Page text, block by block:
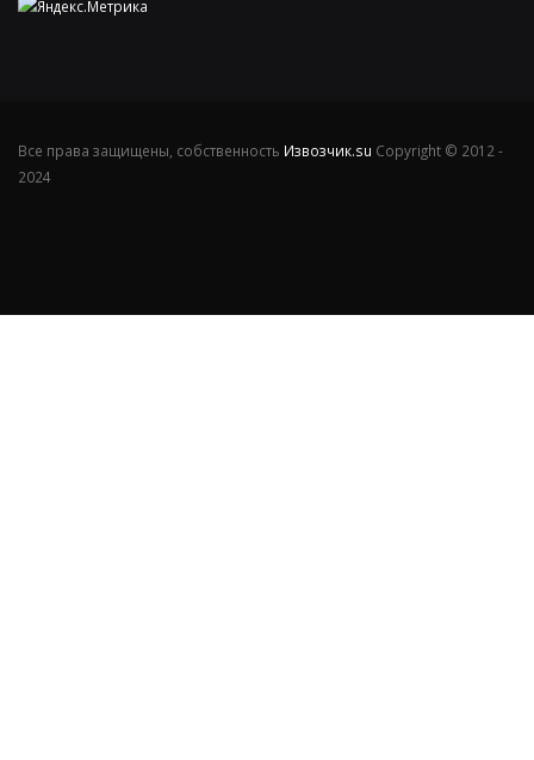
Все права защищены, собственность Извозчик.su Copyright © 2012 -
2024